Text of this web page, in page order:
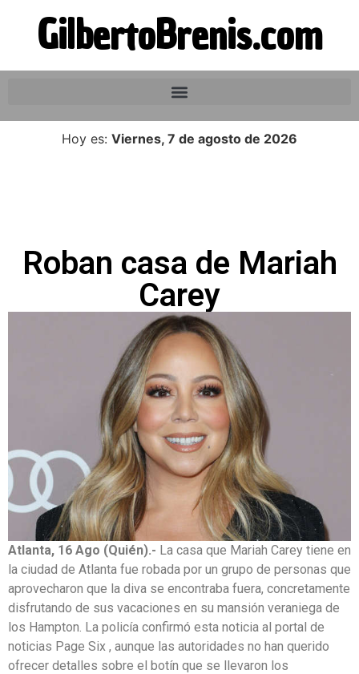
GilbertoBrenis.com
Hoy es: Viernes, 7 de agosto de 2026
Roban casa de Mariah
Carey
Atlanta, 16 Ago (Quién).- La casa que Mariah Carey tiene en
la ciudad de Atlanta fue robada por un grupo de personas que
aprovecharon que la diva se encontraba fuera, concretamente
disfrutando de sus vacaciones en su mansión veraniega de
los Hampton. La policía confirmó esta noticia al portal de
noticias Page Six , aunque las autoridades no han querido
ofrecer detalles sobre el botín que se llevaron los